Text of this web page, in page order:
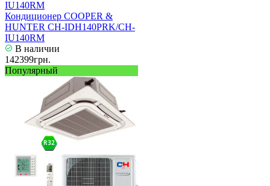
Кондиционер COOPER &
HUNTER CH-IDH140PRK/CH-
IU140RM
В наличии
142399грн.
Популярный